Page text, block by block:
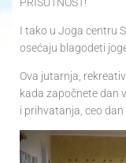
I tako u Joga centru
osećaju blagodeti
Ova jutarnja,
kada započnete dan
i prihvatanja, ceo dan